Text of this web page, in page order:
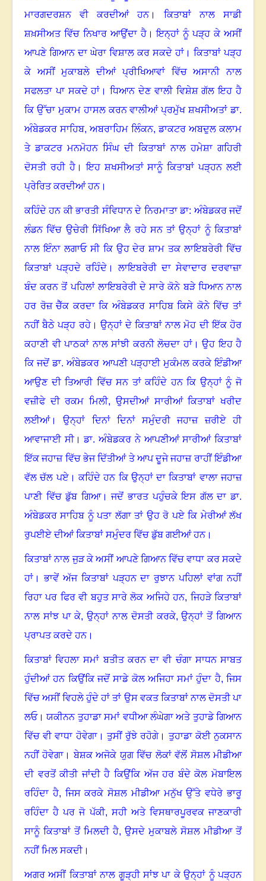
ਮਾਰਗਦਰਸ਼ਨ ਵੀ ਕਰਦੀਆਂ ਹਨ। ਕਿਤਾਬਾਂ ਨਾਲ ਸਾਡੀ
ਸ਼ਖ਼ਸੀਅਤ ਵਿੱਚ ਨਿਖਾਰ ਆਉਂਦਾ ਹੈ। ਇਨ੍ਹਾਂ ਨੂੰ ਪੜ੍ਹ ਕੇ ਅਸੀਂ
ਆਪਣੇ ਗਿਆਨ ਦਾ ਘੇਰਾ ਵਿਸ਼ਾਲ ਕਰ ਸਕਦੇ ਹਾਂ । ਕਿਤਾਬਾਂ ਪੜ੍ਹ
ਕੇ ਅਸੀਂ ਮੁਕਾਬਲੇ ਦੀਆਂ ਪ੍ਰੀਖਿਆਵਾਂ ਵਿੱਚ ਅਸਾਨੀ ਨਾਲ
ਸਫਲਤਾ ਪਾ ਸਕਦੇ ਹਾਂ ।ਧਿਆਨ ਦੇਣ ਵਾਲੀ ਵਿਸ਼ੇਸ਼ ਗੱਲ ਇਹ ਹੈ
ਕਿ ਉੱਚਾ ਮੁਕਾਮ ਹਾਸਲ ਕਰਨ ਵਾਲੀਆਂ ਪ੍ਰਮੁੱਖ ਸ਼ਖਸੀਅਤਾਂ ਡਾ.
ਅੰਬੇਡਕਰ ਸਾਹਿਬ, ਅਬਰਾਹਿਮ ਲਿੰਕਨ,ਡਾਕਟਰ ਅਬਦੁਲ ਕਲਾਮ
ਤੇ ਡਾਕਟਰ ਮਨਮੋਹਨ ਸਿੰਘ ਦੀ ਕਿਤਾਬਾਂ ਨਾਲ ਹਮੇਸ਼ਾ ਗਹਿਰੀ
ਦੋਸਤੀ ਰਹੀ ਹੈ।ਇਹ ਸ਼ਖਸੀਅਤਾਂ ਸਾਨੂੰ ਕਿਤਾਬਾਂ ਪੜ੍ਹਨ ਲਈ
ਪ੍ਰੇਰਿਤ ਕਰਦੀਆਂ ਹਨ।
ਕਹਿੰਦੇ ਹਨ ਕੀ ਭਾਰਤੀ ਸੰਵਿਧਾਨ ਦੇ ਨਿਰਮਾਤਾ ਡਾ: ਅੰਬੇਡਕਰ ਜਦੋਂ
ਲੰਡਨ ਵਿੱਚ ਉਚੇਰੀ ਸਿੱਖਿਆ ਲੈ ਰਹੇ ਸਨ ਤਾਂ ਉਨ੍ਹਾਂ ਨੂੰ ਕਿਤਾਬਾਂ
ਨਾਲ ਇੰਨਾ ਲਗਾਓ ਸੀ ਕਿ ਉਹ ਦੇਰ ਸ਼ਾਮ ਤਕ ਲਾਇਬਰੇਰੀ ਵਿੱਚ
ਕਿਤਾਬਾਂ ਪੜ੍ਹਦੇ ਰਹਿੰਦੇ। ਲਾਇਬਰੇਰੀ ਦਾ ਸੇਵਾਦਾਰ ਦਰਵਾਜ਼ਾ
ਬੰਦ ਕਰਨ ਤੋਂ ਪਹਿਲਾਂ ਲਾਇਬਰੇਰੀ ਦੇ ਸਾਰੇ ਕੋਨੇ ਬੜੇ ਧਿਆਨ ਨਾਲ
ਹਰ ਰੋਜ਼ ਚੈੱਕ ਕਰਦਾ ਕਿ ਅੰਬੇਡਕਰ ਸਾਹਿਬ ਕਿਸੇ ਕੋਨੇ ਵਿੱਚ ਤਾਂ
ਨਹੀਂ ਬੈਠੇ ਪੜ੍ਹ ਰਹੇ। ਉਨ੍ਹਾਂ ਦੇ ਕਿਤਾਬਾਂ ਨਾਲ ਮੋਹ ਦੀ ਇੱਕ ਹੋਰ
ਕਹਾਣੀ ਵੀ ਪਾਠਕਾਂ ਨਾਲ ਸਾਂਝੀ ਕਰਨੀ ਲੋਚਦਾ ਹਾਂ। ਉਹ ਇਹ ਹੈ
ਕਿ ਜਦੋਂ ਡਾ. ਅੰਬੇਡਕਰ ਆਪਣੀ ਪੜ੍ਹਾਈ ਮੁਕੰਮਲ ਕਰਕੇ ਇੰਡੀਆ
ਆਉਣ ਦੀ ਤਿਆਰੀ ਵਿੱਚ ਸਨ ਤਾਂ ਕਹਿੰਦੇ ਹਨ ਕਿ ਉਨ੍ਹਾਂ ਨੂੰ ਜੋ
ਵਜ਼ੀਫੇ ਦੀ ਰਕਮ ਮਿਲੀ, ਉਸਦੀਆਂ ਸਾਰੀਆਂ ਕਿਤਾਬਾਂ ਖਰੀਦ
ਲਈਆਂ।
ਉਨ੍ਹਾਂ ਦਿਨਾਂ ਦਿਨਾਂ ਸਮੁੰਦਰੀ ਜਹਾਜ਼ ਜ਼ਰੀਏ ਹੀ
ਆਵਾਜਾਈ ਸੀ।ਡਾ. ਅੰਬੇਡਕਰ ਨੇ ਆਪਣੀਆਂ ਸਾਰੀਆਂ ਕਿਤਾਬਾਂ
ਇੱਕ ਜਹਾਜ਼ ਵਿੱਚ ਭੇਜ ਦਿੱਤੀਆਂ ਤੇ ਆਪ ਦੂਜੇ ਜਹਾਜ਼ ਰਾਹੀਂ ਇੰਡੀਆ
ਵੱਲ ਚੱਲ ਪਏ।ਕਹਿੰਦੇ ਹਨ ਕਿ ਉਨ੍ਹਾਂ ਦਾ ਕਿਤਾਬਾਂ ਵਾਲਾ ਜਹਾਜ਼
ਪਾਣੀ ਵਿੱਚ ਡੁੱਬ ਗਿਆ।ਜਦੋਂ ਭਾਰਤ ਪਹੁੰਚਕੇ ਇਸ ਗੱਲ ਦਾ ਡਾ.
ਅੰਬੇਡਕਰ ਸਾਹਿਬ ਨੂੰ ਪਤਾ ਲੱਗਾ ਤਾਂ ਉਹ ਰੋ ਪਏ ਕਿ ਮੇਰੀਆਂ ਲੱਖ
ਰੁਪਈਏ ਦੀਆਂ ਕਿਤਾਬਾਂ ਸਮੁੰਦਰ ਵਿੱਚ ਡੁੱਬ ਗਈਆਂ ਹਨ।
ਕਿਤਾਬਾਂ ਨਾਲ ਜੁੜ ਕੇ ਅਸੀਂ ਆਪਣੇ ਗਿਆਨ ਵਿੱਚ ਵਾਧਾ ਕਰ ਸਕਦੇ
ਹਾਂ ।ਭਾਵੇਂ ਅੱਜ ਕਿਤਾਬਾਂ ਪੜ੍ਹਨ ਦਾ ਰੁਝਾਨ ਪਹਿਲਾਂ ਵਾਂਗ ਨਹੀਂ
ਰਿਹਾ ਪਰ ਫਿਰ ਵੀ ਬਹੁਤ ਸਾਰੇ ਲੋਕ ਅਜਿਹੇ ਹਨ, ਜਿਹੜੇ ਕਿਤਾਬਾਂ
ਨਾਲ ਸਾਂਝ ਪਾ ਕੇ, ਉਨ੍ਹਾਂ ਨਾਲ ਦੋਸਤੀ ਕਰਕੇ, ਉਨ੍ਹਾਂ ਤੋਂ ਗਿਆਨ
ਪ੍ਰਾਪਤ ਕਰਦੇ ਹਨ।
ਕਿਤਾਬਾਂ ਵਿਹਲਾ ਸਮਾਂ ਬਤੀਤ ਕਰਨ ਦਾ ਵੀ ਚੰਗਾ ਸਾਧਨ ਸਾਬਤ
ਹੁੰਦੀਆਂ ਹਨ ਕਿਉਂਕਿ ਜਦੋਂ ਸਾਡੇ ਕੋਲ ਅਜਿਹਾ ਸਮਾਂ ਹੁੰਦਾ ਹੈ, ਜਿਸ
ਵਿੱਚ ਅਸੀਂ ਵਿਹਲੇ ਹੁੰਦੇ ਹਾਂ ਤਾਂ ਉਸ ਵਕਤ ਕਿਤਾਬਾਂ ਨਾਲ ਦੋਸਤੀ ਪਾ
ਲਓ।ਯਕੀਨਨ ਤੁਹਾਡਾ ਸਮਾਂ ਵਧੀਆ ਲੰਘੇਗਾ ਅਤੇ ਤੁਹਾਡੇ ਗਿਆਨ
ਵਿੱਚ ਵੀ ਵਾਧਾ ਹੋਵੇਗਾ। ਤੁਸੀਂ ਰੁੱਝੇ ਰਹੋਗੇ। ਤੁਹਾਡਾ ਕੋਈ ਨੁਕਸਾਨ
ਨਹੀਂ ਹੋਵੇਗਾ । ਬੇਸ਼ਕ ਅਜੋਕੇ ਯੁਗ ਵਿੱਚ ਲੋਕਾਂ ਵੱਲੋਂ ਸੋਸ਼ਲ ਮੀਡੀਆ
ਦੀ ਵਰਤੋਂ ਕੀਤੀ ਜਾਂਦੀ ਹੈ ਕਿਉਂਕਿ ਅੱਜ ਹਰ ਬੰਦੇ ਕੋਲ ਮੋਬਾਇਲ
ਰਹਿੰਦਾ ਹੈ, ਜਿਸ ਕਰਕੇ ਸੋਸ਼ਲ ਮੀਡੀਆ ਮਨੁੱਖ ਉੱਤੇ ਵਧੇਰੇ ਭਾਰੂ
ਰਹਿੰਦਾ ਹੈ ਪਰ ਜੋ ਪੱਕੀ, ਸਹੀ ਅਤੇ ਵਿਸਥਾਰਪੂਰਵਕ ਜਾਣਕਾਰੀ
ਸਾਨੂੰ ਕਿਤਾਬਾਂ ਤੋਂ ਮਿਲਦੀ ਹੈ, ਉਸਦੇ ਮੁਕਾਬਲੇ ਸੋਸ਼ਲ ਮੀਡੀਆ ਤੋਂ
ਨਹੀਂ ਮਿਲ ਸਕਦੀ।
ਅਗਰ ਅਸੀਂ ਕਿਤਾਬਾਂ ਨਾਲ ਗੂੜ੍ਹੀ ਸਾਂਝ ਪਾ ਕੇ ਉਨ੍ਹਾਂ ਨੂੰ ਪੜ੍ਹਨ